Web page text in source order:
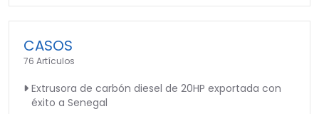
CASOS
76 Artículos
Extrusora de carbón diesel de 20HP exportada con
éxito a Senegal